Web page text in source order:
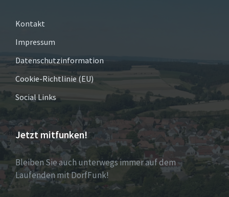
Kontakt
Impressum
Datenschutzinformation
Cookie-Richtlinie (EU)
Social Links
Jetzt mitfunken!
Bleiben Sie auch unterwegs immer auf dem
Laufenden mit DorfFunk!